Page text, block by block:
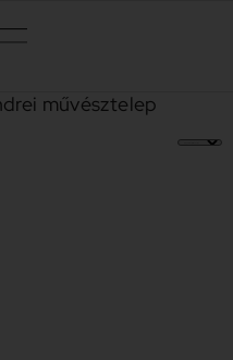
művésztelep